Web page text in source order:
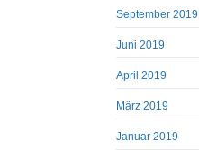
September 2019
Juni 2019
April 2019
März 2019
Januar 2019